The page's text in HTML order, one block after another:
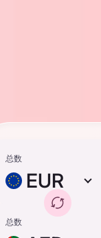
总数
EUR
总数